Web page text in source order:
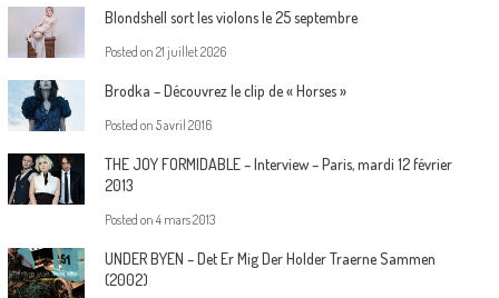
Blondshell sort les violons le 25 septembre
Posted on 21 juillet 2026
Brodka – Découvrez le clip de « Horses »
Posted on 5 avril 2016
THE JOY FORMIDABLE – Interview – Paris, mardi 12 février
2013
Posted on 4 mars 2013
UNDER BYEN – Det Er Mig Der Holder Traerne Sammen
(2002)